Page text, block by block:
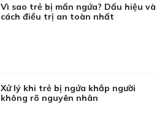
Vì sao trẻ bị mẩn ngứa? Dấu hiệu và
cách điều trị an toàn nhất
Xử lý khi trẻ bị ngứa khắp người
không rõ nguyên nhân